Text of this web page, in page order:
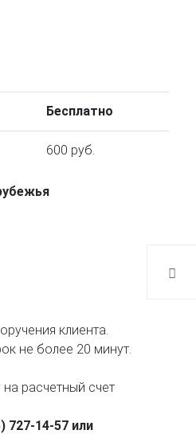
Бесплатно
600 руб.
клиента.
не более 20 минут.
расчетный счет
727-14-57 или